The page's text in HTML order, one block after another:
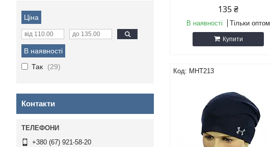
135 ₴
В наявності Тільки оптом
Купити
MHT213
Ціна
В наявності
Так
29
Контакти
+380 (67) 921-58-20